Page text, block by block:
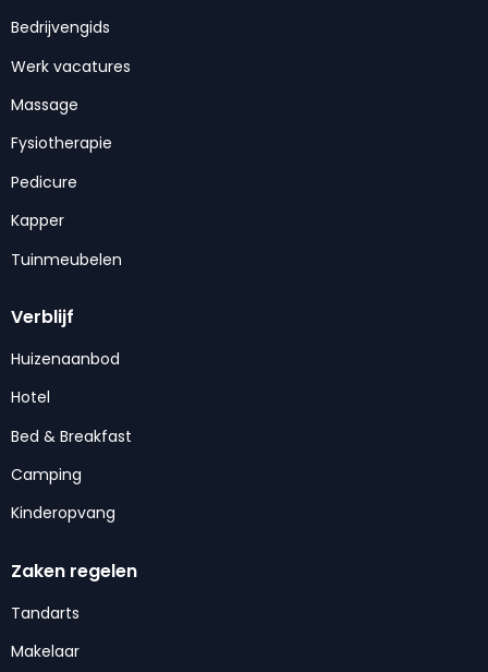
Bedrijvengids
Werk vacatures
Massage
Fysiotherapie
Pedicure
Kapper
Tuinmeubelen
Verblijf
Huizenaanbod
Hotel
Bed & Breakfast
Camping
Kinderopvang
Zaken regelen
Tandarts
Makelaar